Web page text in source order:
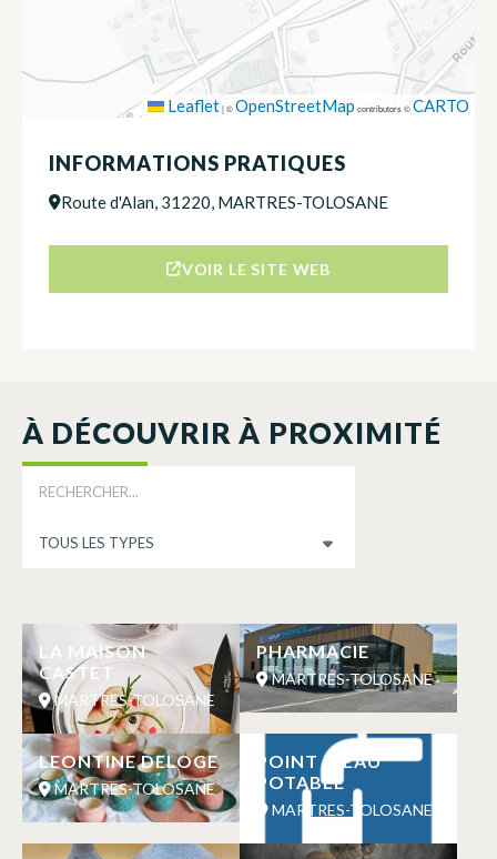
Leaflet|©OpenStreetMap contributors ©CARTO
INFORMATIONS PRATIQUES
Route d'Alan, 31220, MARTRES-TOLOSANE
VOIR LE SITE WEB
À DÉCOUVRIR À PROXIMITÉ
LA MAISON
CASTET
MARTRES-TOLOSANE
PHARMACIE
MARTRES-TOLOSANE
LEONTINE DELOGE
MARTRES-TOLOSANE
POINT D’EAU
POTABLE
MARTRES-TOLOSANE